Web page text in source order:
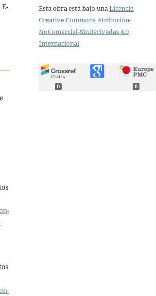
Esta obra está bajo unaLicencia
Creative Commons Atribución-
NoComercial-SinDerivadas 4.0
Internacional.
0 0